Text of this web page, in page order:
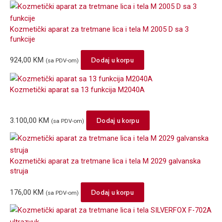
Kozmetički aparat za tretmane lica i tela M 2005 D sa 3
funkcije
924,00 KM (sa PDV-om) Dodaj u korpu
Kozmetički aparat sa 13 funkcija M2040A
3.100,00 KM (sa PDV-om) Dodaj u korpu
Kozmetički aparat za tretmane lica i tela M 2029 galvanska
struja
176,00 KM (sa PDV-om) Dodaj u korpu